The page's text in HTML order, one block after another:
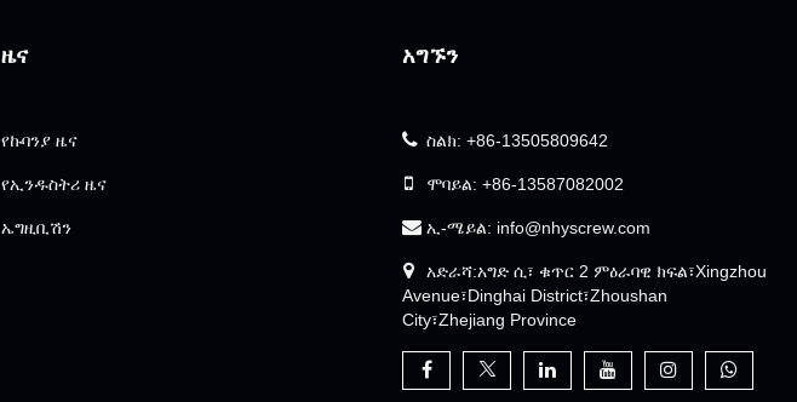
ዜና
የኩባንያ ዜና
የኢንዱስትሪ ዜና
ኤግዚቢሽን
አግኙን
ስልክ: +86-13505809642
ሞባይል: +86-13587082002
ኢ-ሜይል: info@nhyscrew.com
አድራሻ:አግድ ሲ፣ ቁጥር 2 ምዕራባዊ ክፍል፣Xingzhou
Avenue፣Dinghai District፣Zhoushan
City፣Zhejiang Province